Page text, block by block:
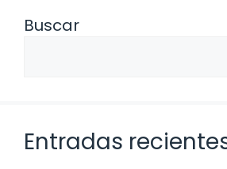
Buscar
Entradas